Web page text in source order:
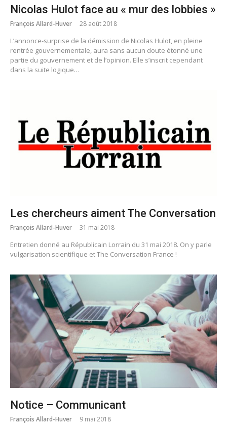
Nicolas Hulot face au « mur des lobbies »
François Allard-Huver 28 août 2018
L’annonce-surprise de la démission de Nicolas Hulot, en pleine
rentrée gouvernementale, aura sans aucun doute étonné une
partie du gouvernement et de l’opinion. Elle s’inscrit cependant
dans la suite logique…
Les chercheurs aiment The Conversation
François Allard-Huver 31 mai 2018
Entretien donné au Républicain Lorrain du 31 mai 2018. On y parle
vulgarisation scientifique et The Conversation France !
Notice – Communicant
François Allard-Huver 9 mai 2018